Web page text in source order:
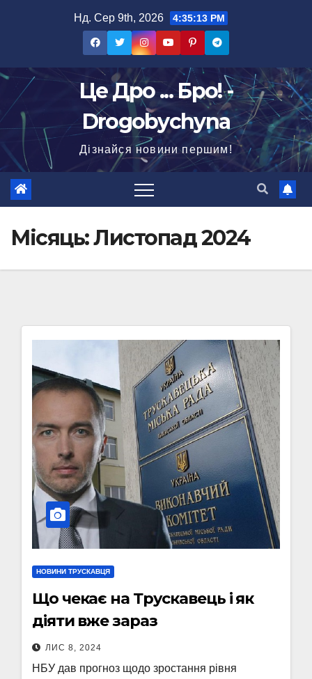
Нд. Сер 9th, 2026 4:35:14 PM
Це Дро ... Бро! -
Drogobychyna
Дізнайся новини першим!
Місяць:Листопад 2024
НОВИНИ ТРУСКАВЦЯ
Що чекає на Трускавець і як
діяти вже зараз
ЛИС 8, 2024
НБУ дав прогноз щодо зростання рівня